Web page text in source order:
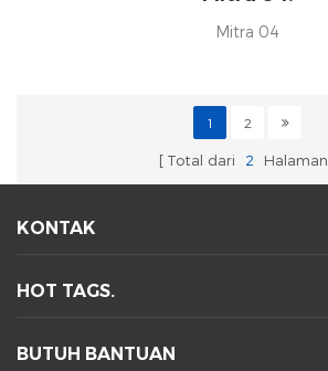
Mitra 04
1 2
Total dari 2 Halaman
KONTAK
HOT TAGS.
BUTUH BANTUAN